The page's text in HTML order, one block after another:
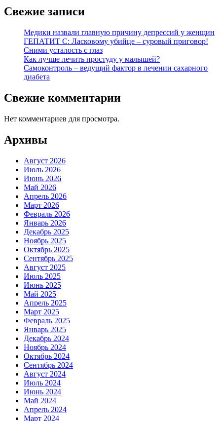
Свежие записи
Медики назвали главную причину депрессий у женщин
ГЕПАТИТ С: Ласковому убийце – суровый приговор!
Сними усталость с глаз
Как лучше лечить простуду у малышей?
Самоконтроль – ведущий фактор в лечении сахарного
диабета
Свежие комментарии
Нет комментариев для просмотра.
Архивы
Август 2026
Июль 2026
Июнь 2026
Май 2026
Апрель 2026
Март 2026
Февраль 2026
Январь 2026
Декабрь 2025
Ноябрь 2025
Октябрь 2025
Сентябрь 2025
Август 2025
Июль 2025
Июнь 2025
Май 2025
Апрель 2025
Март 2025
Февраль 2025
Январь 2025
Декабрь 2024
Ноябрь 2024
Октябрь 2024
Сентябрь 2024
Август 2024
Июль 2024
Июнь 2024
Май 2024
Апрель 2024
Март 2024